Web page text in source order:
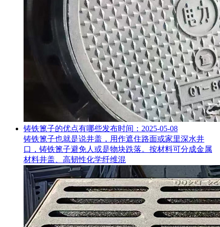
铸铁篦子的优点有哪些发布时间：2025-05-08
铸铁篦子也就是说井盖，用作遮住路面或家里深水井
口，铸铁篦子避免人或是物块跌落。按材料可分成金属
材料井盖、高韧性化学纤维混